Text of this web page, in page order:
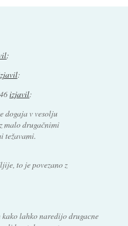
:
:
izjavil:
dogaja v vesolju
malo drugačnimi
težavami.
to je povezano z
lahko naredijo drugacne